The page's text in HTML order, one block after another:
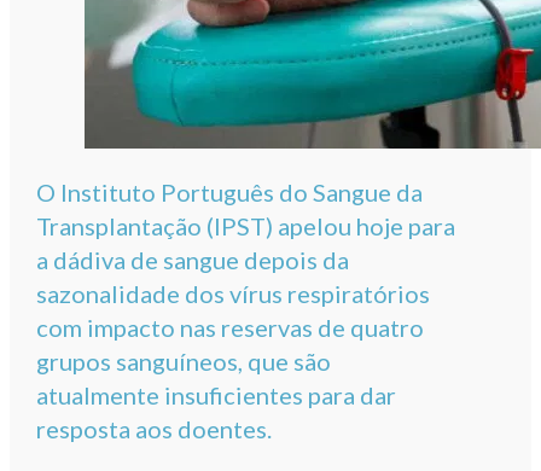
O Instituto Português do Sangue da
Transplantação (IPST) apelou hoje para
a dádiva de sangue depois da
sazonalidade dos vírus respiratórios
com impacto nas reservas de quatro
grupos sanguíneos, que são
atualmente insuficientes para dar
resposta aos doentes.